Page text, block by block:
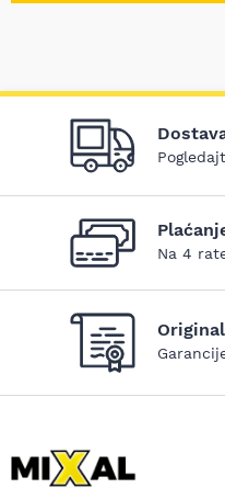
Na 4